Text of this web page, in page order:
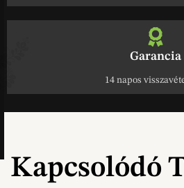
Garancia
14 napos
Kapcsolódó